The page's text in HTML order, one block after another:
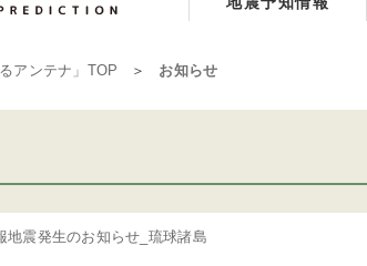
アンテナ」 TOP お知らせ
地震発生のお知らせ_琉球諸島